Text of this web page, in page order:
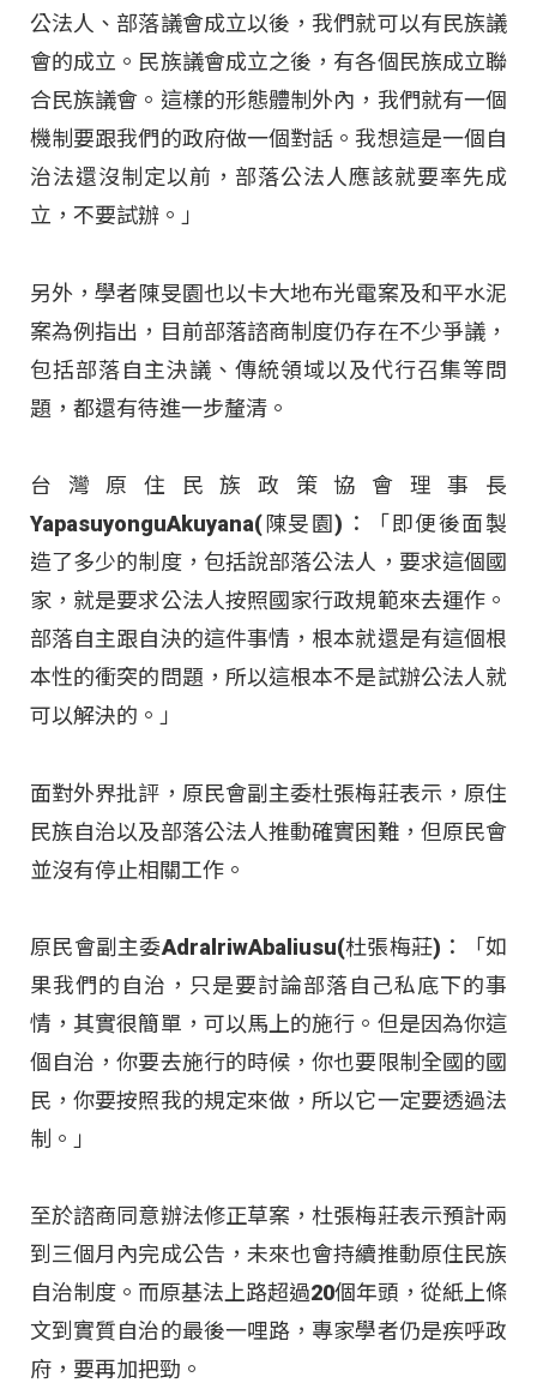
公法人、部落議會成立以後，我們就可以有民族議
會的成立。民族議會成立之後，有各個民族成立聯
合民族議會。這樣的形態體制外內，我們就有一個
機制要跟我們的政府做一個對話。我想這是一個自
治法還沒制定以前，部落公法人應該就要率先成
立，不要試辦。」
另外，學者陳旻園也以卡大地布光電案及和平水泥
案為例指出，目前部落諮商制度仍存在不少爭議，
包括部落自主決議、傳統領域以及代行召集等問
題，都還有待進一步釐清 。
台灣原住民族政策協會理事長
YapasuyonguAkuyana(陳旻園)：「即便後面製
造了多少的制度，包括說部落公法人，要求這個國
家，就是要求公法人按照國家行政規範來去運作。
部落自主跟自決的這件事情，根本就還是有這個根
本性的衝突的問題，所以這根本不是試辦公法人就
可以解決的。」
面對外界批評，原民會副主委杜張梅莊表示，原住
民族自治以及部落公法人推動確實困難，但原民會
並沒有停止相關工作 。
原民會副主委AdralriwAbaliusu(杜張梅莊)：「如
果我們的自治，只是要討論部落自己私底下的事
情，其實很簡單，可以馬上的施行。但是因為你這
個自治，你要去施行的時候，你也要限制全國的國
民，你要按照我的規定來做，所以它一定要透過法
制。」
至於諮商同意辦法修正草案，杜張梅莊表示預計兩
到三個月內完成公告，未來也會持續推動原住民族
自治制度 。而原基法上路超過20個年頭，從紙上條
文到實質自治的最後一哩路，專家學者仍是疾呼政
府，要再加把勁 。